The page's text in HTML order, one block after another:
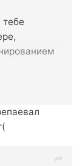
тебе
блок